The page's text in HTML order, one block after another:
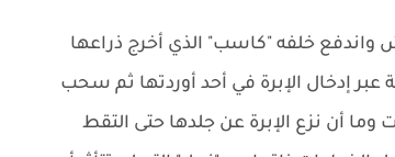
واندفع خلفه "كاسب" الذي أخرج ذراعها
إدخال الإبرة في أحد أوردتها ثم سحب
وما أن نزع الإبرة عن جلدها حتى التقط